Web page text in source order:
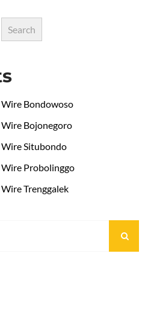
Search
Wire Bondowoso
Wire Bojonegoro
Wire Situbondo
Wire Probolinggo
Trenggalek